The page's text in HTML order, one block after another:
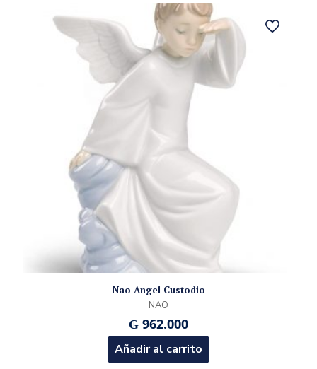
Nao Angel Custodio
NAO
₲ 962.000
Añadir al carrito